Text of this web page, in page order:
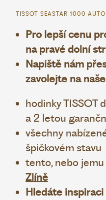
TISSOT SEASTAR 1000
Pro lepší cenu
na pravé dolní
Napiště nám
zavolejte na
hodinky TISSOT
a 2 letou
všechny
špičkovém stavu
tento, nebo
Zlíně
Hledáte inspiraci